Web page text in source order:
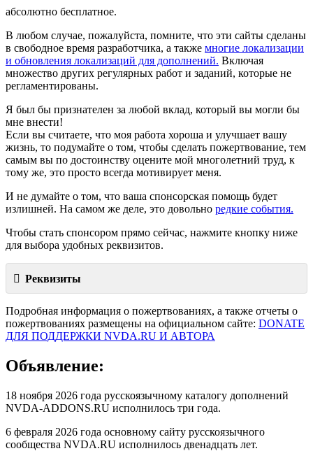
абсолютно бесплатное.
В любом случае, пожалуйста, помните, что эти сайты сделаны
в свободное время разработчика, а также многие локализации
и обновления локализаций для дополнений. Включая
множество других регулярных работ и заданий, которые не
регламентированы.
Я был бы признателен за любой вклад, который вы могли бы
мне внести!
Если вы считаете, что моя работа хороша и улучшает вашу
жизнь, то подумайте о том, чтобы сделать пожертвование, тем
самым вы по достоинству оцените мой многолетний труд, к
тому же, это просто всегда мотивирует меня.
И не думайте о том, что ваша спонсорская помощь будет
излишней. На самом же деле, это довольно редкие события.
Чтобы стать спонсором прямо сейчас, нажмите кнопку ниже
для выбора удобных реквизитов.
Реквизиты
Подробная информация о пожертвованиях, а также отчеты о
пожертвованиях размещены на официальном сайте: DONATE
ДЛЯ ПОДДЕРЖКИ NVDA.RU И АВТОРА
Объявление:
18 ноября 2026 года русскоязычному каталогу дополнений
NVDA-ADDONS.RU исполнилось три года.
6 февраля 2026 года основному сайту русскоязычного
сообщества NVDA.RU исполнилось двенадцать лет.